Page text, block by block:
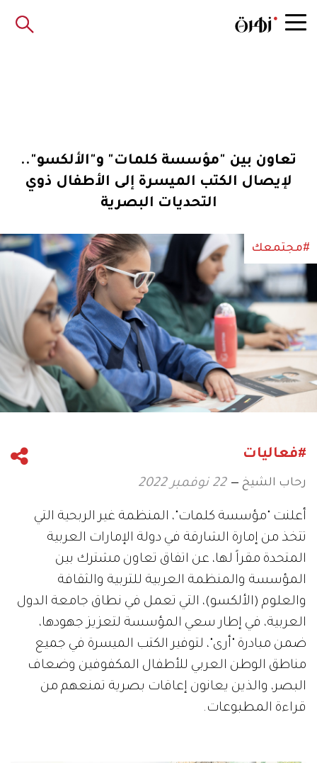
تعاون بين "مؤسسة كلمات" و"الألكسو"..
لإيصال الكتب الميسرة إلى الأطفال ذوي
التحديات البصرية
#مجتمعك
#فعاليات
رحاب الشيخ 22 نوفمبر 2022
أعلنت "مؤسسة كلمات"، المنظمة غير الربحية التي
تتخذ من إمارة الشارقة في دولة الإمارات العربية
المتحدة مقراً لها، عن اتفاق تعاون مشترك بين
المؤسسة والمنظمة العربية للتربية والثقافة
والعلوم (الألكسو)، التي تعمل في نطاق جامعة الدول
العربية، في إطار سعي المؤسسة لتعزيز جهودها،
ضمن مبادرة "أرى"، لتوفير الكتب الميسرة في جميع
مناطق الوطن العربي للأطفال المكفوفين وضعاف
البصر، والذين يعانون إعاقات بصرية تمنعهم من
قراءة المطبوعات.